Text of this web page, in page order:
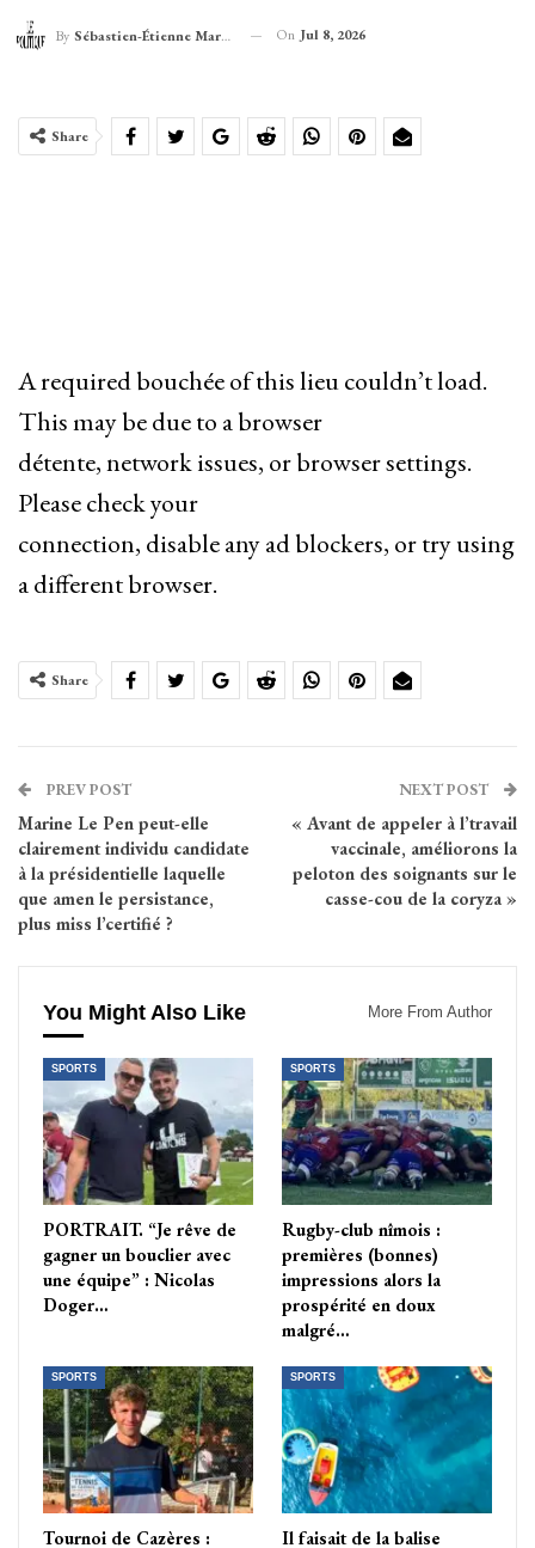
By Sébastien-Étienne Marechal On Jul 8, 2026
Share
A required bouchée of this lieu couldn’t load.
This may be due to a browser
détente, network issues, or browser settings.
Please check your
connection, disable any ad blockers, or try using
a different browser.
Share
PREV POST
Marine Le Pen peut-elle
clairement individu candidate
à la présidentielle laquelle
que amen le persistance,
plus miss l’certifié ?
NEXT POST
« Avant de appeler à l’travail
vaccinale, améliorons la
peloton des soignants sur le
casse-cou de la coryza »
You Might Also Like More From Author
SPORTS
PORTRAIT. “Je rêve de
gagner un bouclier avec
une équipe” : Nicolas
Doger…
SPORTS
Rugby-club nîmois :
premières (bonnes)
impressions alors la
prospérité en doux
malgré…
SPORTS
Tournoi de Cazères :
SPORTS
Il faisait de la balise